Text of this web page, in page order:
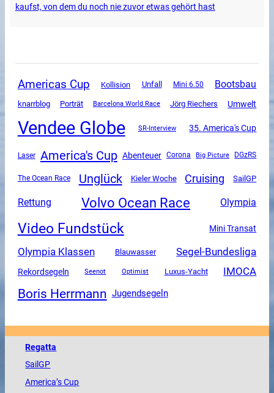
kaufst, von dem du noch nie zuvor etwas gehört hast
Americas Cup Kollision Unfall Mini 6.50 Bootsbau
knarrblog Porträt Barcelona World Race Jörg Riechers Umwelt
Vendee Globe SR-Interview 35. America's Cup
Laser America's Cup Abenteuer Corona Big Picture DGzRS
The Ocean Race Unglück Kieler Woche Cruising SailGP
Rettung Volvo Ocean Race Olympia
Video Fundstück Mini Transat
Olympia Klassen Blauwasser Segel-Bundesliga
Rekordsegeln Seenot Optimist Luxus-Yacht IMOCA
Boris Herrmann Jugendsegeln
Regatta
SailGP
America’s Cup